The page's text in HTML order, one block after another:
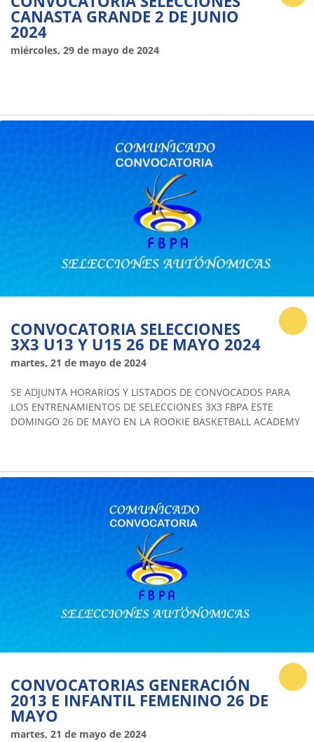
CANASTA GRANDE 2 DE JUNIO
2024
miércoles, 29 de mayo de 2024
CONVOCATORIA SELECCIONES
3X3 U13 Y U15 26 DE MAYO 2024
martes, 21 de mayo de 2024
SE ADJUNTA HORARIOS Y LISTADOS DE CONVOCADOS PARA
LOS ENTRENAMIENTOS DE SELECCIONES 3X3 FBPA ESTE
DOMINGO 26 DE MAYO EN LA ROOKIE BASKETBALL ACADEMY
CONVOCATORIAS GENERACIÓN
2013 E INFANTIL FEMENINO 26 DE
MAYO
martes, 21 de mayo de 2024